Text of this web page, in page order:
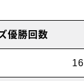
優勝回数
16